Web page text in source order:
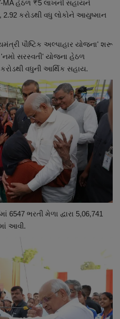
MA હેઠળ ₹5 લાખની સહાયને
2.92 કરોડથી વધુ લોકોને આયુષ્માન
પૌષ્ટિક અલ્પાહાર યોજના' શરૂ
સરસ્વતી' યોજના હેઠળ
વધુની આર્થિક સહાય.
6547 ભરતી મેળા દ્વારા 5,06,741
આવી.